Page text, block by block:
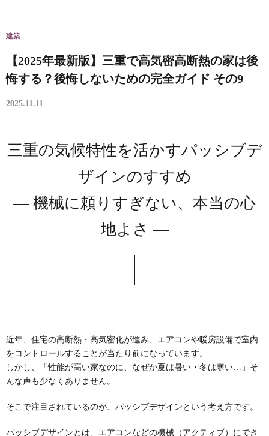
建築
【2025年最新版】三重で高気密高断熱の家は後
悔する？後悔しないための完全ガイド その9
2025.11.11
三重の気候特性を活かすパッシブデ
ザインのすすめ
― 機械に頼りすぎない、本当の心
地よさ ―
近年、住宅の高断熱・高気密化が進み、エアコンや暖房設備で室内
をコントロールすることが当たり前になっています。
しかし、「性能が高い家なのに、なぜか夏は暑い・冬は寒い…」そ
んな声も少なくありません。
そこで注目されているのが、パッシブデザインという考え方です。
パッシブデザインとは、エアコンなどの機械（アクティブ）にでき